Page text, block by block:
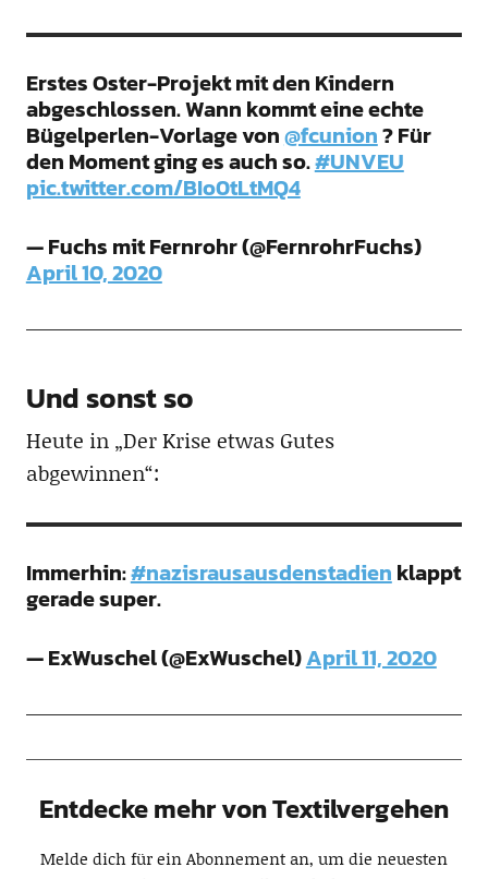
Erstes Oster-Projekt mit den Kindern
abgeschlossen. Wann kommt eine echte
Bügelperlen-Vorlage von@fcunion? Für
den Moment ging es auch so.#UNVEU
pic.twitter.com/BIo0tLtMQ4
— Fuchs mit Fernrohr (@FernrohrFuchs)
April 10, 2020
Und sonst so
Heute in „Der Krise etwas Gutes
abgewinnen“:
Immerhin:#nazisrausausdenstadienklappt
gerade super.
— ExWuschel (@ExWuschel)April 11, 2020
Entdecke mehr von Textilvergehen
Melde dich für ein Abonnement an, um die neuesten